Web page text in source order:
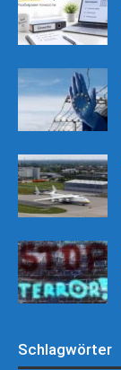
Schlagwörter